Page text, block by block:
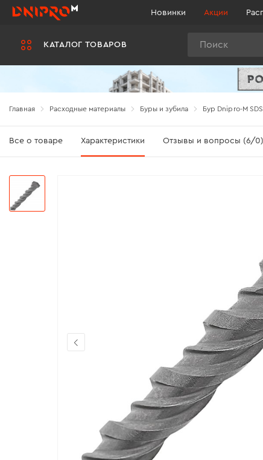
КАТАЛОГ ТОВАРОВ
Новинки Акции
Главная Расходные материалы Буры и зубила Бур Dnipro-M
Все о товаре Характеристики Отзывы и вопросы (6/0)